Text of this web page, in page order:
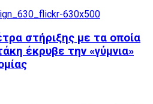
στήριξης με τα οποία
έκρυβε την «γύμνια»